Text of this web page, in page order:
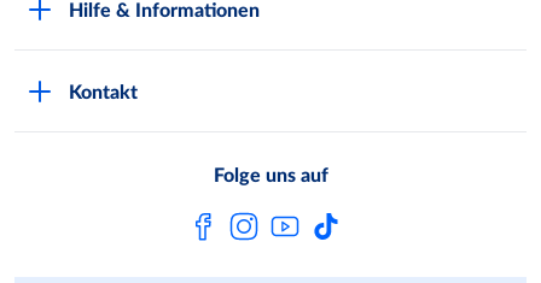
Presse
Hilfe & Informationen
Kundenfeedback
Kontakt
Folge uns auf